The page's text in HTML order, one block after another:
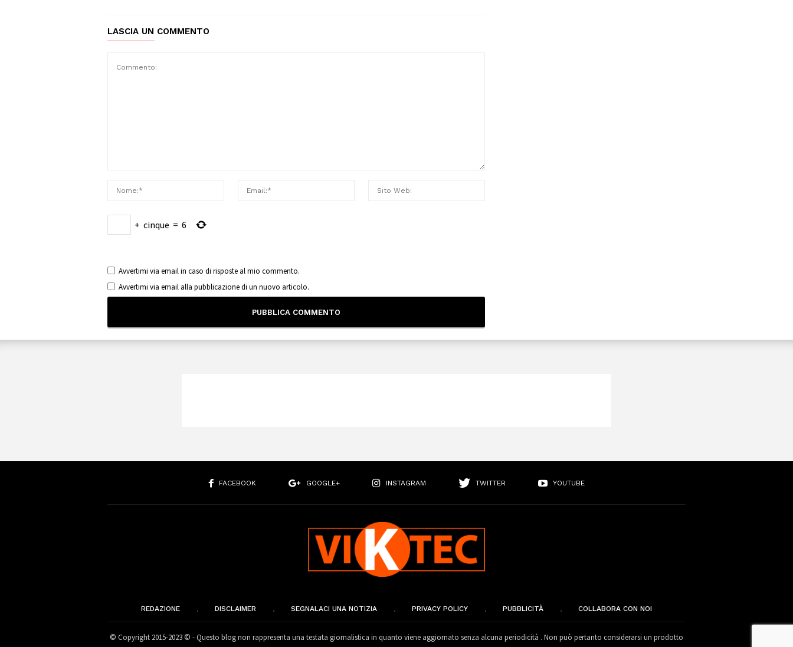
LASCIA UN COMMENTO
+ cinque = 6
Avvertimi via email in caso di risposte al mio commento.
Avvertimi via email alla pubblicazione di un nuovo articolo.
FACEBOOK GOOGLE+ INSTAGRAM TWITTER YOUTUBE
REDAZIONE DISCLAIMER SEGNALACI UNA NOTIZIA PRIVACY POLICY PUBBLICITÀ COLLABORA CON NOI
© Copyright 2015-2023 © - Questo blog non rappresenta una testata giornalistica in quanto viene aggiornato senza alcuna periodicità . Non può pertanto considerarsi un prodotto